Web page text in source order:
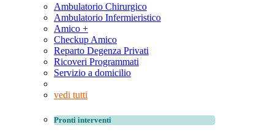
Ambulatorio Chirurgico
Ambulatorio Infermieristico
Amico +
Checkup Amico
Reparto Degenza Privati
Ricoveri Programmati
Servizio a domicilio
vedi tutti
Pronti interventi